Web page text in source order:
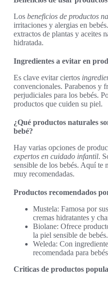
Los beneficios de productos
irritaciones y alergias en
extractos de plantas y aceites
hidratada.
Ingredientes a evitar en
Es clave evitar ciertos
convencionales. Parabenos y
perjudiciales para los bebés.
productos que cuiden su piel.
¿Qué productos naturales
bebé?
Hay varias opciones de
expertos en cuidado infantil.
sensible de los bebés. Aquí te
muy recomendadas.
Productos recomendados
Mustela: Famosa por
cremas hidratantes y
Biolane: Ofrece
la piel sensible de bebés.
Weleda: Con
recomendada para
Criticas de productos